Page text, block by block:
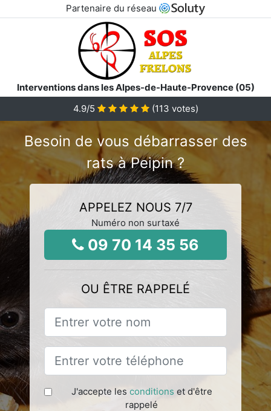
Partenaire du réseau
Interventions dans les Alpes-de-Haute-Provence (05)
4.9/5 (113 votes)
Besoin de vous débarrasser des
rats à Peipin ?
APPELEZ NOUS 7/7
Numéro non surtaxé
09 70 14 35 56
OU ÊTRE RAPPELÉ
J'accepte les conditions et d'être
rappelé